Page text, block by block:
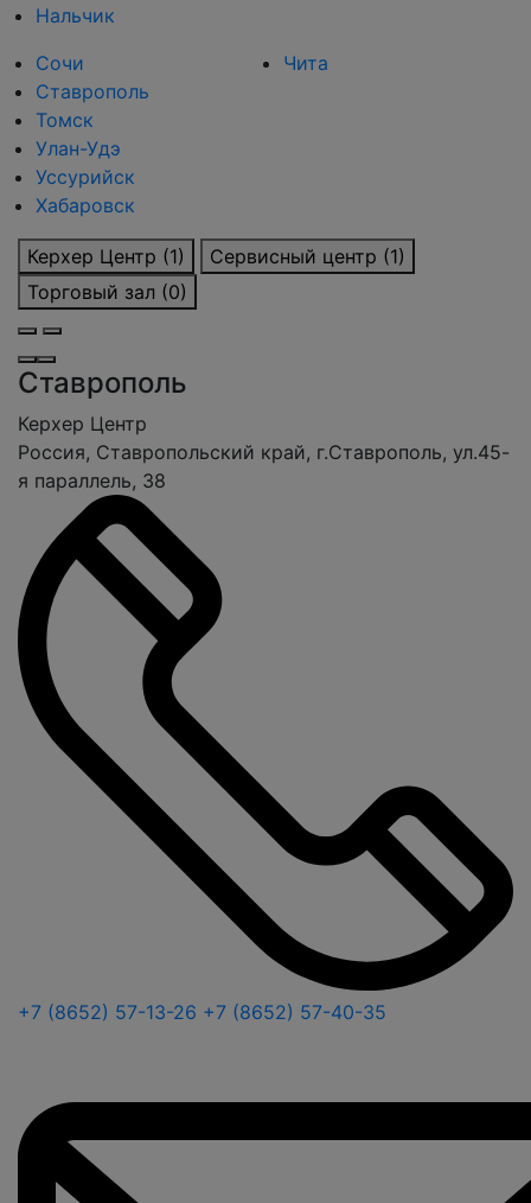
Нальчик
Сочи
Ставрополь
Томск
Улан-Удэ
Уссурийск
Хабаровск
Чита
Керхер Центр (1)
Сервисный центр (1)
Торговый зал (0)
Ставрополь
Керхер Центр
Россия, Ставропольский край, г.Ставрополь, ул.45-
я параллель, 38
+7 (8652) 57-13-26 +7 (8652) 57-40-35